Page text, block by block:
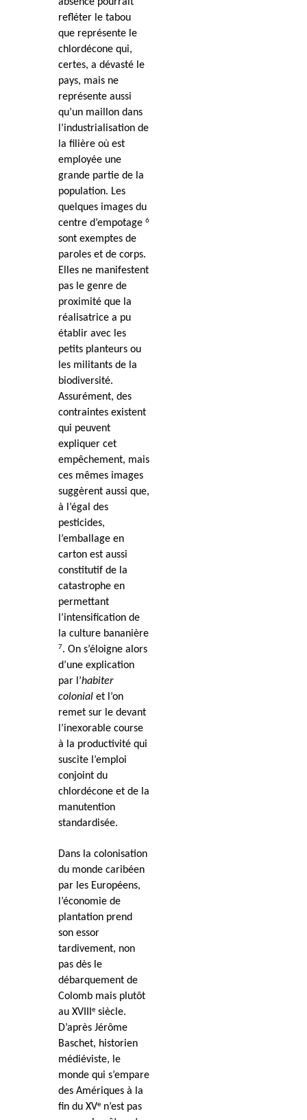
absence pourrait
refléter le tabou
que représente le
chlordécone qui,
certes, a dévasté le
pays, mais ne
représente aussi
qu’un maillon dans
l’industrialisation de
la filière où est
employée une
grande partie de la
population. Les
quelques images du
centre d’empotage 6
sont exemptes de
paroles et de corps.
Elles ne manifestent
pas le genre de
proximité que la
réalisatrice a pu
établir avec les
petits planteurs ou
les militants de la
biodiversité.
Assurément, des
contraintes existent
qui peuvent
expliquer cet
empêchement, mais
ces mêmes images
suggèrent aussi que,
à l’égal des
pesticides,
l’emballage en
carton est aussi
constitutif de la
catastrophe en
permettant
l’intensification de
la culture bananière
7. On s’éloigne alors
d’une explication
par l’habiter
colonial et l’on
remet sur le devant
l’inexorable course
à la productivité qui
suscite l’emploi
conjoint du
chlordécone et de la
manutention
standardisée.
Dans la colonisation
du monde caribéen
par les Européens,
l’économie de
plantation prend
son essor
tardivement, non
pas dès le
débarquement de
Colomb mais plutôt
au XVIIIe siècle.
D’après Jérôme
Baschet, historien
médiéviste, le
monde qui s’empare
des Amériques à la
fin du XVe n’est pas